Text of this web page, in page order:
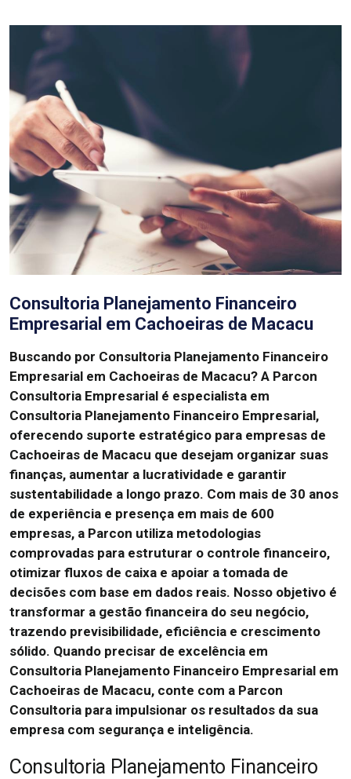
Consultoria Planejamento Financeiro
Empresarial em Cachoeiras de Macacu
Buscando por Consultoria Planejamento Financeiro
Empresarial em Cachoeiras de Macacu? A Parcon
Consultoria Empresarial é especialista em
Consultoria Planejamento Financeiro Empresarial,
oferecendo suporte estratégico para empresas de
Cachoeiras de Macacu que desejam organizar suas
finanças, aumentar a lucratividade e garantir
sustentabilidade a longo prazo. Com mais de 30 anos
de experiência e presença em mais de 600
empresas, a Parcon utiliza metodologias
comprovadas para estruturar o controle financeiro,
otimizar fluxos de caixa e apoiar a tomada de
decisões com base em dados reais. Nosso objetivo é
transformar a gestão financeira do seu negócio,
trazendo previsibilidade, eficiência e crescimento
sólido. Quando precisar de excelência em
Consultoria Planejamento Financeiro Empresarial em
Cachoeiras de Macacu, conte com a Parcon
Consultoria para impulsionar os resultados da sua
empresa com segurança e inteligência.
Consultoria Planejamento Financeiro